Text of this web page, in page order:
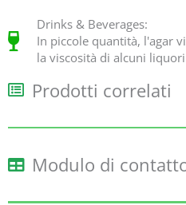
Drinks & Beverages:
In piccole quantità, l'agar
la viscosità di alcuni
Prodotti correlati
Modulo di